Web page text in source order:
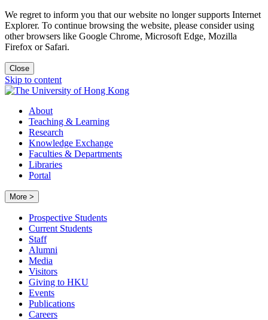
We regret to inform you that our website no longer supports Internet
Explorer. To continue browsing the website, please consider using
other browsers like Google Chrome, Microsoft Edge, Mozilla
Firefox or Safari.
Close
Skip to content
About
Teaching & Learning
Research
Knowledge Exchange
Faculties & Departments
Libraries
Portal
More >
Prospective Students
Current Students
Staff
Alumni
Media
Visitors
Giving to HKU
Events
Publications
Careers